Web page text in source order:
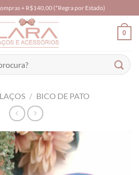
+ R$140,00 (*Regra por Estado)
0
LAÇOS / BICO DE PATO